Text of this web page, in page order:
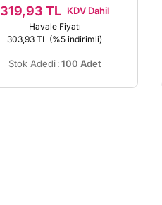
319,93 TL KDV Dahil
Havale Fiyatı
303,93 TL (%5 indirimli)
Stok Adedi :100 Adet